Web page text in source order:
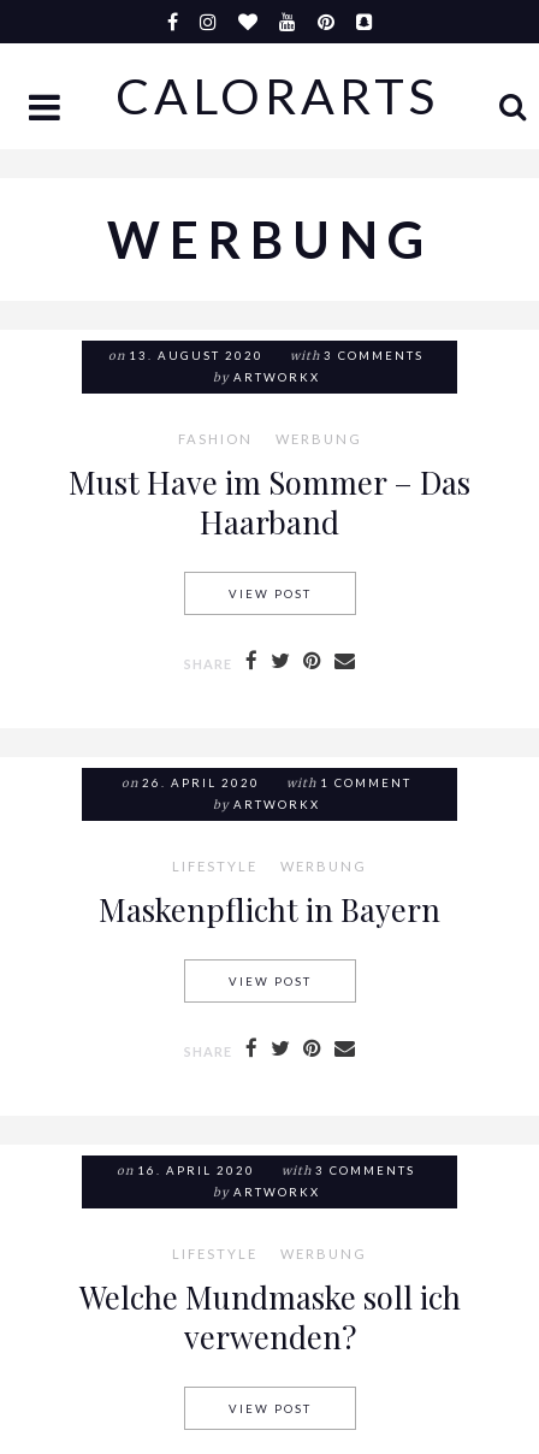
to
CALORARTS
WERBUNG
on 13. AUGUST 2020 with 3 COMMENTS
by ARTWORKX
FASHION WERBUNG
Must Have im Sommer – Das
Haarband
VIEW POST
SHARE
on 26. APRIL 2020 with 1 COMMENT
by ARTWORKX
LIFESTYLE WERBUNG
Maskenpflicht in Bayern
VIEW POST
SHARE
on 16. APRIL 2020 with 3 COMMENTS
by ARTWORKX
LIFESTYLE WERBUNG
Welche Mundmaske soll ich
verwenden?
VIEW POST